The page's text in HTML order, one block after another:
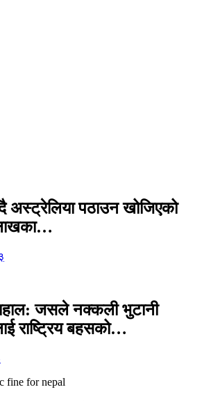
अस्ट्रेलिया पठाउन खोजिएको
जसले नक्कली भुटानी
राष्ट्रिय बहसको…